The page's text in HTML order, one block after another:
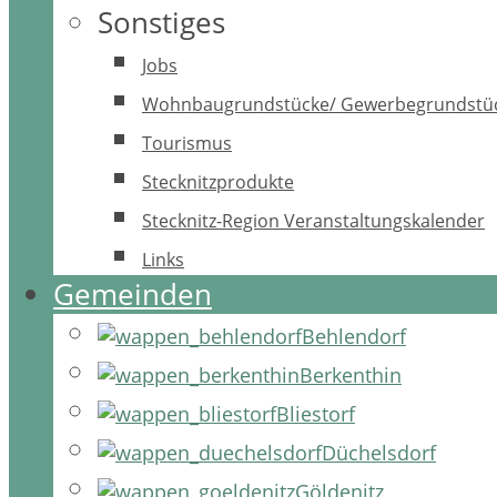
Sonstiges
Jobs
Wohnbaugrundstücke/
Tourismus
Stecknitzprodukte
Stecknitz-Region Veranstaltungskalender
Links
Gemeinden
Behlendorf
Berkenthin
Bliestorf
Düchelsdorf
Göldenitz